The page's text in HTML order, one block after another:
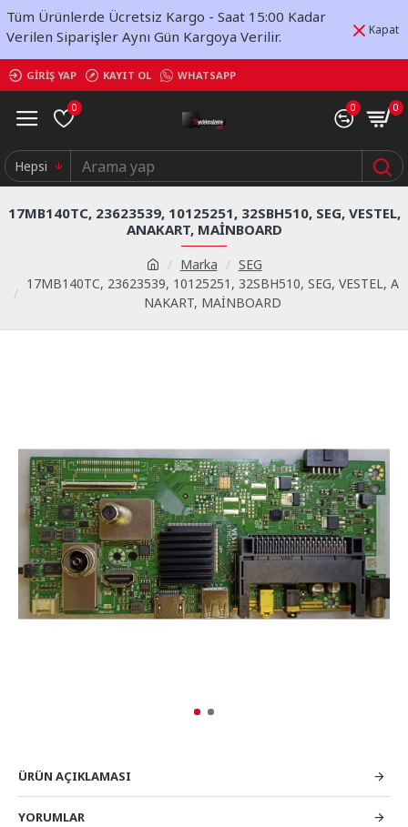
Tüm Ürünlerde Ücretsiz Kargo - Saat 15:00 Kadar
Verilen Siparişler Aynı Gün Kargoya Verilir.
Kapat
GIRIŞ YAP KAYIT OL WHATSAPP
0 0 0
Hepsi
Marka
SEG
17MB140TC, 23623539, 10125251, 32SBH510, SEG, VESTEL, A
NAKART, MAİNBOARD
17MB140TC, 23623539, 10125251, 32SBH510, SEG, VESTEL,
ANAKART, MAİNBOARD
ÜRÜN AÇIKLAMASI
YORUMLAR